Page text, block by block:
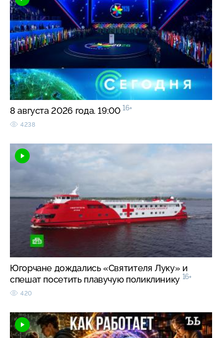
8 августа 2026 года. 19:00 16+
4238
Югорчане дождались «Святителя Луку» и
спешат посетить плавучую поликлинику 16+
420